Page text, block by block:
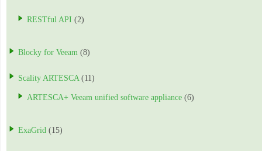
RESTful API (2)
Blocky for Veeam (8)
Scality ARTESCA (11)
ARTESCA+ Veeam unified software appliance (6)
ExaGrid (15)